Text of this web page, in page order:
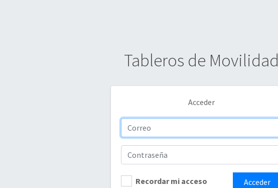
Tableros de Movilidad
Acceder
Recordar mi acceso
Acceder